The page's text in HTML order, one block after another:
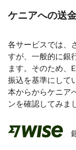
ケニアへの送
各サービスでは、
すが、一般的に銀
ます。そのため、
振込を基準にして
本からからケニア
ンを確認してみま